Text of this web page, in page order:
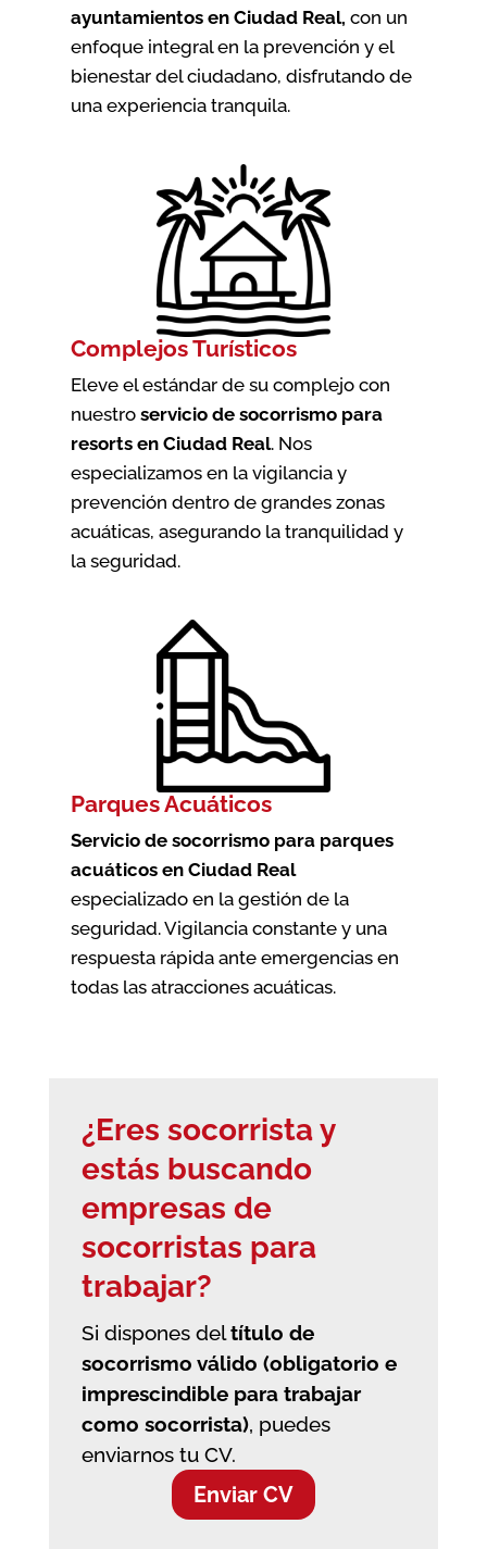
ayuntamientos en Ciudad Real, con un
enfoque integral en la prevención y el
bienestar del ciudadano, disfrutando de
una experiencia tranquila.
Complejos Turísticos
Eleve el estándar de su complejo con
nuestro servicio de socorrismo para
resorts en Ciudad Real. Nos
especializamos en la vigilancia y
prevención dentro de grandes zonas
acuáticas, asegurando la tranquilidad y
la seguridad.
Parques Acuáticos
Servicio de socorrismo para parques
acuáticos en Ciudad Real
especializado en la gestión de la
seguridad. Vigilancia constante y una
respuesta rápida ante emergencias en
todas las atracciones acuáticas.
¿Eres socorrista y
estás buscando
empresas de
socorristas para
trabajar?
Si dispones deltítulo de
socorrismo válido (obligatorio e
imprescindible para trabajar
como socorrista), puedes
enviarnos tu CV.
Enviar CV